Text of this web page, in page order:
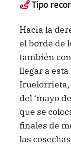
Tipo
Hacia la
el borde de
también
llegar a
Iruelorrieta,
del ‘mayo
que se
finales de
las